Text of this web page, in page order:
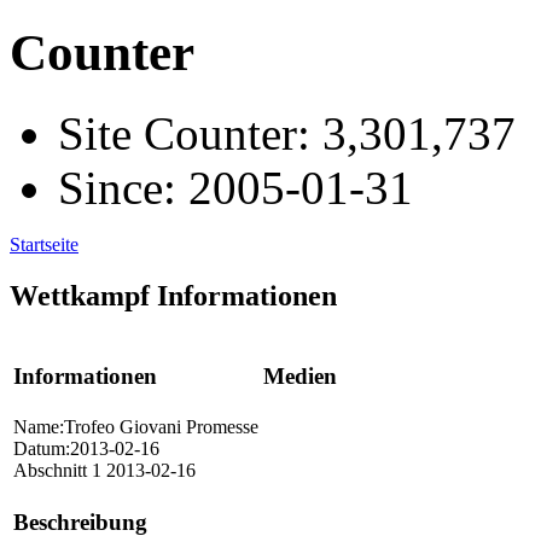
Counter
Site Counter: 3,301,737
Since: 2005-01-31
Startseite
Wettkampf Informationen
Informationen Medien
Name:Trofeo Giovani Promesse
Datum:2013-02-16
Abschnitt 1 2013-02-16
Beschreibung